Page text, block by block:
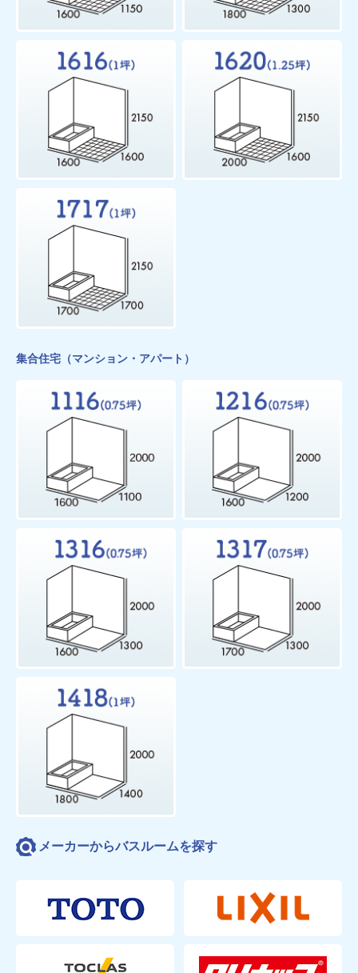
集合住宅（マンション・アパート）
メーカーからバスルームを探す